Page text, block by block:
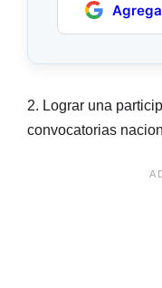
2. Lograr una
convocatorias